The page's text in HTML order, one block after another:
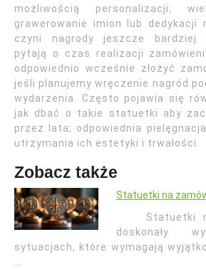
możliwością personalizacji;
grawerowanie imion lub dedykacji
czyni nagrody jeszcze bardziej
pytają o czas realizacji
odpowiednio wcześnie złożyć
jeśli planujemy wręczenie nagród
wydarzenia. Często pojawia się
jak dbać o takie statuetki aby
przez lata; odpowiednia
utrzymania ich estetyki i trwałości.
Zobacz także
Statuetki na
Statuetki na
doskonały
sytuacjach, które wymagają